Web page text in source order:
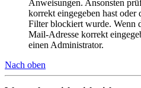
Anweisungen. Ansonsten
korrekt eingegeben hast
Filter blockiert wurde. Wenn
Mail-Adresse korrekt
einen Administrator.
Nach oben